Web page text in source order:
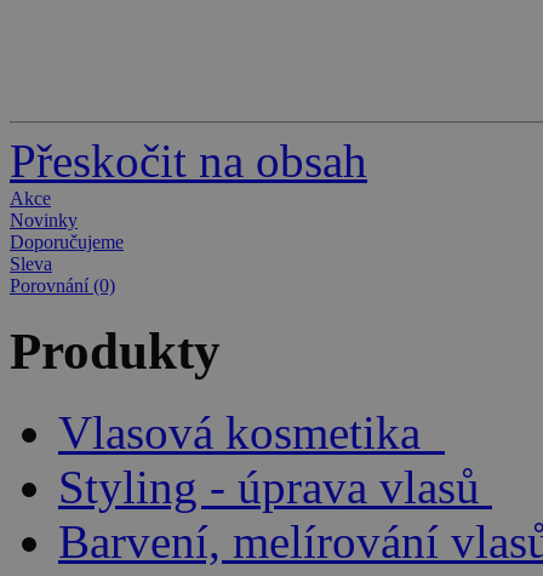
Přeskočit na obsah
Akce
Novinky
Doporučujeme
Sleva
Porovnání (0)
Produkty
Vlasová kosmetika
Styling - úprava vlasů
Barvení, melírování